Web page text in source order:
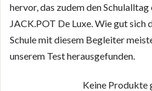
hervor, das zudem den
JACK.POT De Luxe. Wie gut
Schule mit diesem Begleiter
unserem Test herausgefunden.
Keine Produkte